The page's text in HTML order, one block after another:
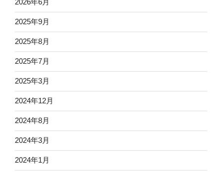
2026年6月
2025年9月
2025年8月
2025年7月
2025年3月
2024年12月
2024年8月
2024年3月
2024年1月